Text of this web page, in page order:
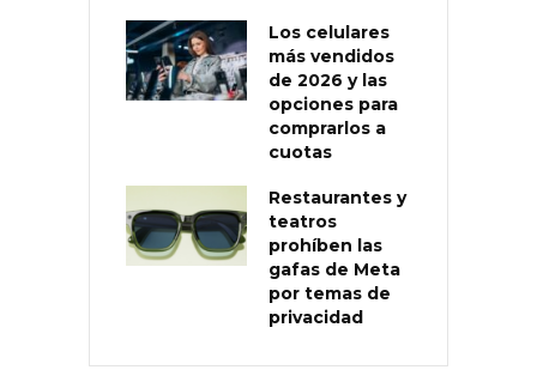
Los celulares
más vendidos
de 2026 y las
opciones para
comprarlos a
cuotas
Restaurantes y
teatros
prohíben las
gafas de Meta
por temas de
privacidad